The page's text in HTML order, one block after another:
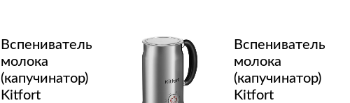
Вспениватель
молока
(капучинатор)
Kitfort
Вспениватель
молока
(капучинатор)
Kitfort